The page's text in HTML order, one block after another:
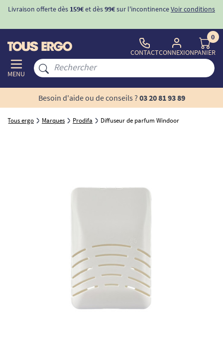
Livraison offerte dès 159€et dès99€sur l'incontinenceVoir conditions
MENU
CONTACTCONNEXION
0
PANIER
Besoin d'aide ou de conseils ? 03 20 81 93 89
Tous ergo Marques Prodifa Diffuseur de parfum Windoor